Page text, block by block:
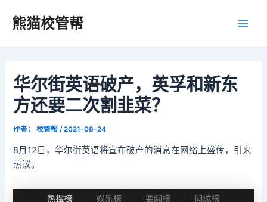
熊猫校管帮
华尔街英语破产，英孚和新东
方还要二次割韭菜？
作者： 校管帮 /2021-08-24
8月12日，华尔街英语将宣布破产的消息在网络上盛传，引来
热议。
navigation